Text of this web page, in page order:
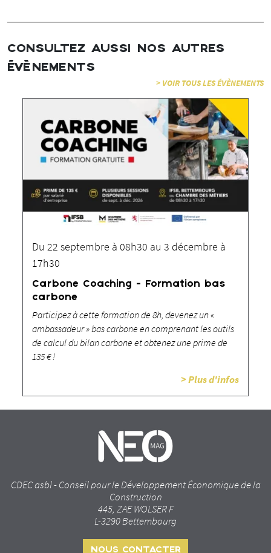
CONSULTEZ AUSSI NOS AUTRES
ÉVÈNEMENTS
> VOIR TOUS LES ÉVÈNEMENTS
Du 22 septembre à 08h30 au 3 décembre à
17h30
Carbone Coaching - Formation bas
carbone
Participez à cette formation de 8h, devenez un «
ambassadeur » bas carbone en comprenant les outils
de calcul du bilan carbone et obtenez une prime de
135 € !
> Plus d'infos
CDEC asbl - Conseil pour le Développement Économique de la
Construction
445, ZAE WOLSER F
L-3290 Bettembourg
NOUS CONTACTER